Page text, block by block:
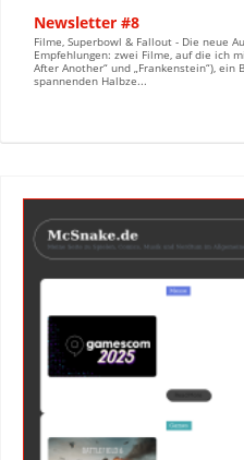
Newsletter #8
Filme, Superbowl & Fallout - Die neue
Empfehlungen: zwei Filme, auf die ich
After Another“ und „Frankenstein“),
spannenden Halbze...